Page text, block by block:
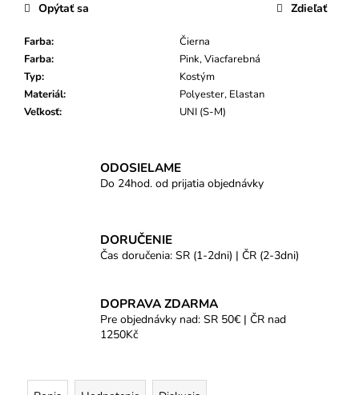
Farba:
Čierna
Farba:
Pink, Viacfarebná
Typ:
Kostým
Materiál:
Polyester, Elastan
Veľkosť: UNI (S-M)
Opýtať sa Zdieľať
ODOSIELAME
Do 24hod. od prijatia objednávky
DORUČENIE
Čas doručenia: SR (1-2dni) | ČR (2-3dni)
DOPRAVA ZDARMA
Pre objednávky nad: SR 50€ | ČR nad
1250Kč